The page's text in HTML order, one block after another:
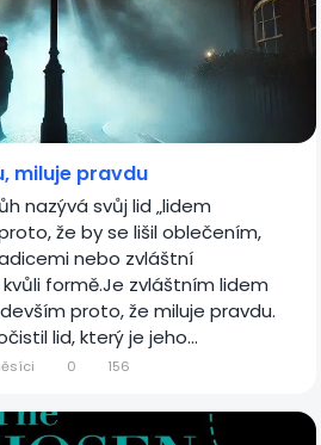
miluje pravdu
nazývá svůj lid „lidem
že by se lišil oblečením,
nebo zvláštní
formě.Je zvláštním lidem
proto, že miluje pravdu.
lid, který je jeho...
0 156